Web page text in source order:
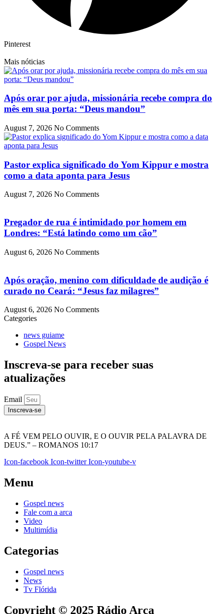
Pinterest
Mais nóticias
Após orar por ajuda, missionária recebe compra do
mês em sua porta: “Deus mandou”
August 7, 2026 No Comments
Pastor explica significado do Yom Kippur e mostra
como a data aponta para Jesus
August 7, 2026 No Comments
Pregador de rua é intimidado por homem em
Londres: “Está latindo como um cão”
August 6, 2026 No Comments
Após oração, menino com dificuldade de audição é
curado no Ceará: “Jesus faz milagres”
August 6, 2026 No Comments
Categories
news guiame
Gospel News
Inscreva-se para receber suas
atualizações
Email
Inscreva-se
A FÉ VEM PELO OUVIR, E O OUVIR PELA PALAVRA DE
DEUS.” – ROMANOS 10:17
Icon-facebook Icon-twitter Icon-youtube-v
Menu
Gospel news
Fale com a arca
Video
Multimídia
Categorias
Gospel news
News
Tv Flórida
Copyright © 2025 Rádio Arca